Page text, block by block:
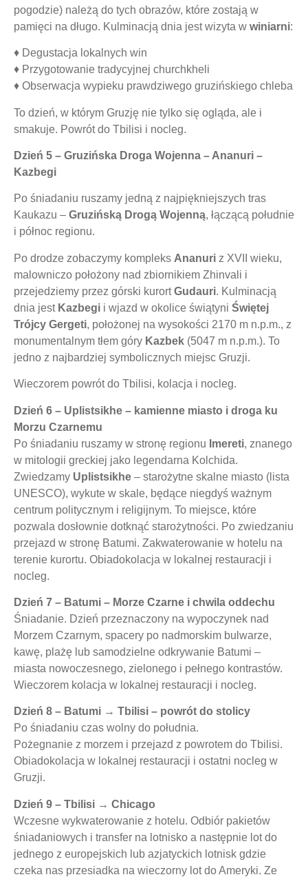
pogodzie) należą do tych obrazów, które zostają w
pamięci na długo. Kulminacją dnia jest wizyta w winiarni:
♦ Degustacja lokalnych win
♦ Przygotowanie tradycyjnej churchkheli
♦ Obserwacja wypieku prawdziwego gruzińskiego chleba
To dzień, w którym Gruzję nie tylko się ogląda, ale i
smakuje. Powrót do Tbilisi i nocleg.
Dzień 5 – Gruzińska Droga Wojenna – Ananuri –
Kazbegi
Po śniadaniu ruszamy jedną z najpiękniejszych tras
Kaukazu – Gruzińską Drogą Wojenną, łączącą południe
i północ regionu.
Po drodze zobaczymy kompleks Ananuri z XVII wieku,
malowniczo położony nad zbiornikiem Zhinvali i
przejedziemy przez górski kurortGudauri. Kulminacją
dnia jest Kazbegi i wjazd w okolice świątyni Świętej
Trójcy Gergeti, położonej na wysokości 2170 m n.p.m., z
monumentalnym tłem góry Kazbek (5047 m n.p.m.). To
jedno z najbardziej symbolicznych miejsc Gruzji.
Wieczorem powrót do Tbilisi, kolacja i nocleg.
Dzień 6 – Uplistsikhe – kamienne miasto i droga ku
Morzu Czarnemu
Po śniadaniu ruszamy w stronę regionu Imereti, znanego
w mitologii greckiej jako legendarna Kolchida.
Zwiedzamy Uplistsikhe – starożytne skalne miasto (lista
UNESCO), wykute w skale, będące niegdyś ważnym
centrum politycznym i religijnym. To miejsce, które
pozwala dosłownie dotknąć starożytności. Po zwiedzaniu
przejazd w stronę Batumi. Zakwaterowanie w hotelu na
terenie kurortu. Obiadokolacja w lokalnej restauracji i
nocleg.
Dzień 7 – Batumi – Morze Czarne i chwila oddechu
Śniadanie. Dzień przeznaczony na wypoczynek nad
Morzem Czarnym, spacery po nadmorskim bulwarze,
kawę, plażę lub samodzielne odkrywanie Batumi –
miasta nowoczesnego, zielonego i pełnego kontrastów.
Wieczorem kolacja w lokalnej restauracji i nocleg.
Dzień 8 – Batumi → Tbilisi – powrót do stolicy
Po śniadaniu czas wolny do południa.
Pożegnanie z morzem i przejazd z powrotem do Tbilisi.
Obiadokolacja w lokalnej restauracji i ostatni nocleg w
Gruzji.
Dzień 9 – Tbilisi → Chicago
Wczesne wykwaterowanie z hotelu. Odbiór pakietów
śniadaniowych i transfer na lotnisko a następnie lot do
jednego z europejskich lub azjatyckich lotnisk gdzie
czeka nas przesiadka na wieczorny lot do Ameryki. Ze